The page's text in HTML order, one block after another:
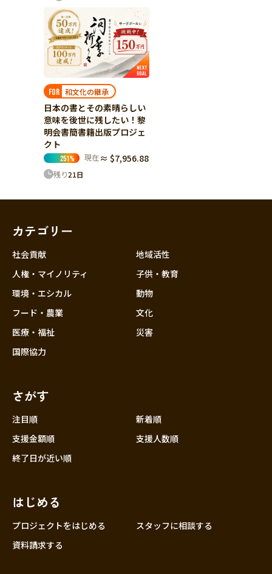
FOR 和文化の継承
日本の書とその素晴らしい
意味を後世に残したい！黎
明会書簡書籍出版プロジェ
クト
251% 現在 ≈ $7,956.88
残り21日
カテゴリー
社会貢献
人権・マイノリティ
環境・エシカル
フード・農業
医療・福祉
国際協力
地域活性
子供・教育
動物
文化
災害
さがす
注目順
新着順
支援金額順
支援人数順
終了日が近い順
はじめる
プロジェクトをはじめる
スタッフに相談する
資料請求する